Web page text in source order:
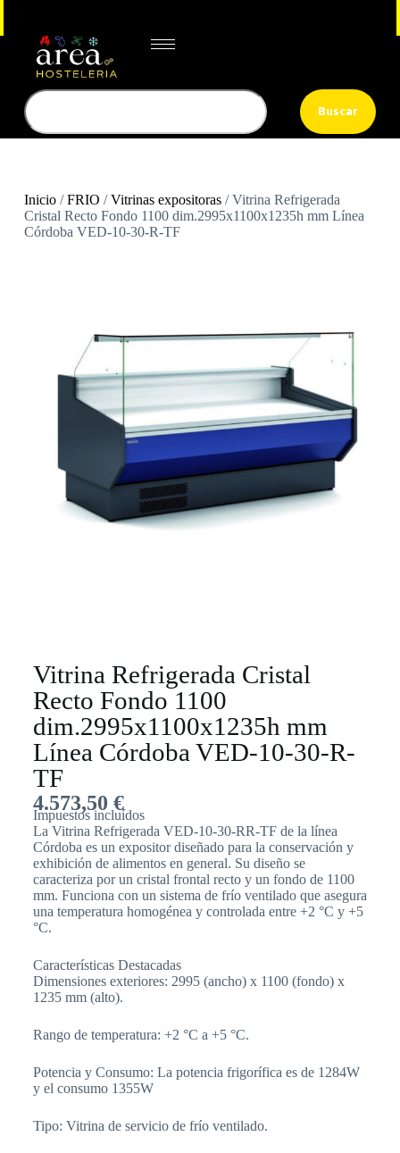
Buscar
Inicio/FRIO /Vitrinas expositoras/ Vitrina Refrigerada
Cristal Recto Fondo 1100 dim.2995x1100x1235h mm Línea
Córdoba VED-10-30-R-TF
Vitrina Refrigerada Cristal
Recto Fondo 1100
dim.2995x1100x1235h mm
Línea Córdoba VED-10-30-R-
TF
4.573,50 €
Impuestos incluídos
La Vitrina Refrigerada VED-10-30-RR-TF de la línea
Córdoba es un expositor diseñado para la conservación y
exhibición de alimentos en general. Su diseño se
caracteriza por un cristal frontal recto y un fondo de 1100
mm. Funciona con un sistema de frío ventilado que asegura
una temperatura homogénea y controlada entre +2 °C y +5
°C.
Características Destacadas
Dimensiones exteriores: 2995 (ancho) x 1100 (fondo) x
1235 mm (alto).
Rango de temperatura: +2 °C a +5 °C.
Potencia y Consumo: La potencia frigorífica es de 1284W
y el consumo 1355W
Tipo: Vitrina de servicio de frío ventilado.